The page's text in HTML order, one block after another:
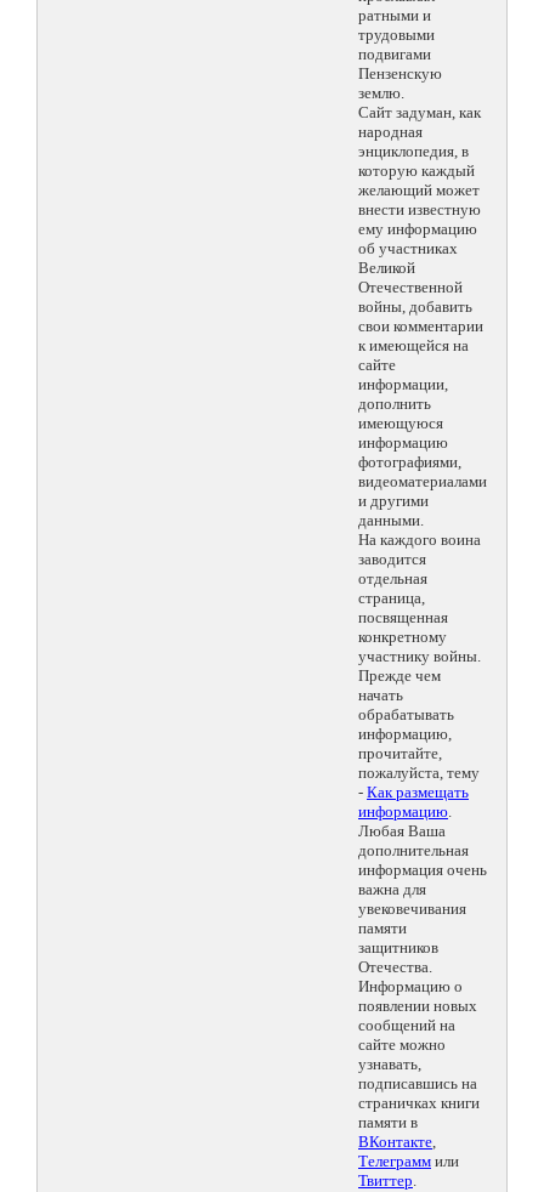
ратными и
трудовыми
подвигами
Пензенскую
землю.
Сайт задуман, как
народная
энциклопедия, в
которую каждый
желающий может
внести известную
ему информацию
об участниках
Великой
Отечественной
войны, добавить
свои комментарии
к имеющейся на
сайте
информации,
дополнить
имеющуюся
информацию
фотографиями,
видеоматериалами
и другими
данными.
На каждого воина
заводится
отдельная
страница,
посвященная
конкретному
участнику войны.
Прежде чем
начать
обрабатывать
информацию,
прочитайте,
пожалуйста, тему
- Как размещать
информацию.
Любая Ваша
дополнительная
информация очень
важна для
увековечивания
памяти
защитников
Отечества.
Информацию о
появлении новых
сообщений на
сайте можно
узнавать,
подписавшись на
страничках книги
памяти в
ВКонтакте,
Телеграмм или
Твиттер.